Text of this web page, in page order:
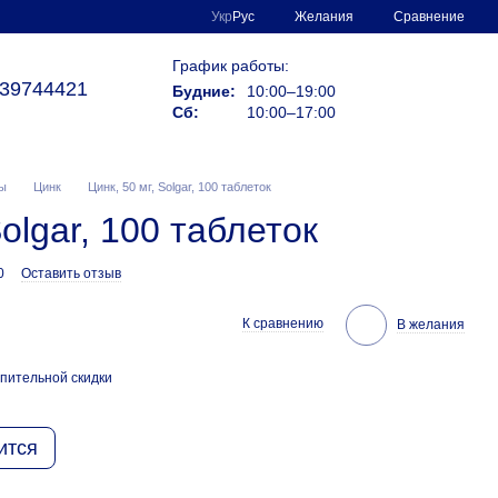
Укр Рус Желания Сравнение
График работы:
Будние:
10:00–19:00
Сб:
10:00–17:00
Цинк Цинк, 50 мг, Solgar, 100 таблеток
100 таблеток
Оставить отзыв
К сравнению В желания
скидки